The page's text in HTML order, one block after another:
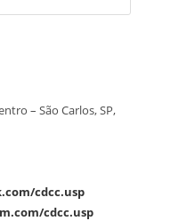
– São Carlos, SP,
cdcc.usp
cdcc.usp